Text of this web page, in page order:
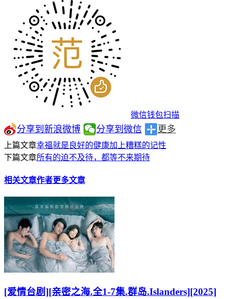
微信钱包扫描
分享到新浪微博 分享到微信 更多
上篇文章幸福就是良好的健康加上糟糕的记性
下篇文章所有的迫不及待，都等不来期待
相关文章作者更多文章
[爱情台剧][亲密之海.全1-7集.群岛.Islanders][2025]